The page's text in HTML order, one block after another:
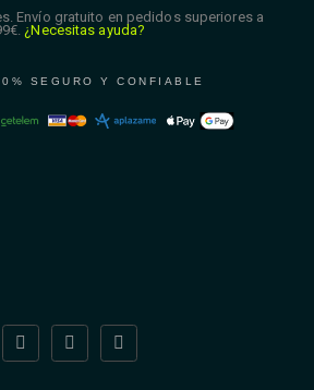
Envío gratuito en pedidos superiores a
¿Necesitas ayuda?
SEGURO Y CONFIABLE